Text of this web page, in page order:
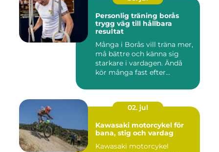
Personlig träning borås
trygg väg till hållbara
resultat
Många i Borås vill träna mer,
må bättre och känna sig
starkare i vardagen. Ändå
kör många fast efter...
02. jul
Kawasaki motorcykel för
bana, stig och vardag
Kawasaki motorcykel